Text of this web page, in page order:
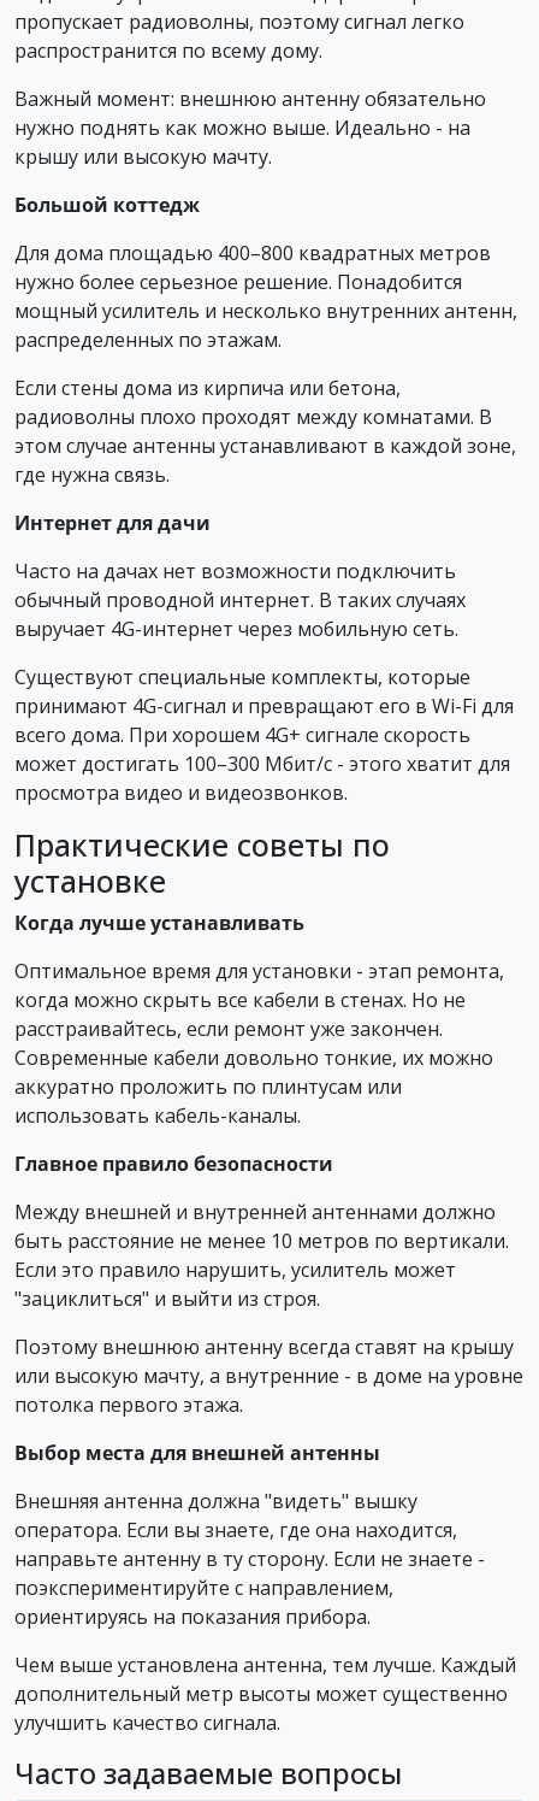
пропускает радиоволны, поэтому сигнал легко
распространится по всему дому.
Важный момент: внешнюю антенну обязательно
нужно поднять как можно выше. Идеально - на
крышу или высокую мачту.
Большой коттедж
Для дома площадью 400–800 квадратных метров
нужно более серьезное решение. Понадобится
мощный усилитель и несколько внутренних антенн,
распределенных по этажам.
Если стены дома из кирпича или бетона,
радиоволны плохо проходят между комнатами. В
этом случае антенны устанавливают в каждой зоне,
где нужна связь.
Интернет для дачи
Часто на дачах нет возможности подключить
обычный проводной интернет. В таких случаях
выручает 4G-интернет через мобильную сеть.
Существуют специальные комплекты, которые
принимают 4G-сигнал и превращают его в Wi-Fi для
всего дома. При хорошем 4G+ сигнале скорость
может достигать 100–300 Мбит/с - этого хватит для
просмотра видео и видеозвонков.
Практические советы по
установке
Когда лучше устанавливать
Оптимальное время для установки - этап ремонта,
когда можно скрыть все кабели в стенах. Но не
расстраивайтесь, если ремонт уже закончен.
Современные кабели довольно тонкие, их можно
аккуратно проложить по плинтусам или
использовать кабель-каналы.
Главное правило безопасности
Между внешней и внутренней антеннами должно
быть расстояние не менее 10 метров по вертикали.
Если это правило нарушить, усилитель может
"зациклиться" и выйти из строя.
Поэтому внешнюю антенну всегда ставят на крышу
или высокую мачту, а внутренние - в доме на уровне
потолка первого этажа.
Выбор места для внешней антенны
Внешняя антенна должна "видеть" вышку
оператора. Если вы знаете, где она находится,
направьте антенну в ту сторону. Если не знаете -
поэкспериментируйте с направлением,
ориентируясь на показания прибора.
Чем выше установлена антенна, тем лучше. Каждый
дополнительный метр высоты может существенно
улучшить качество сигнала.
Часто задаваемые вопросы